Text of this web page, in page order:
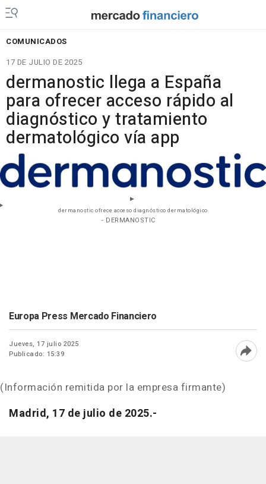
COMUNICADOS
17 DE JULIO DE 2025
dermanostic llega a España
para ofrecer acceso rápido al
diagnóstico y tratamiento
dermatológico vía app
dermanostic ofrece acceso diagnóstico dermatológico
- DERMANOSTIC
Europa Press Mercado Financiero
Jueves, 17 julio 2025
Publicado: 15:39
(Información remitida por la empresa firmante)
Madrid, 17 de julio de 2025.-